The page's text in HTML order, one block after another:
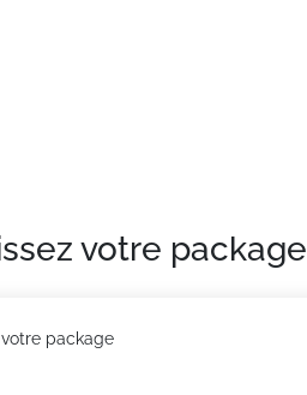
votre package
package